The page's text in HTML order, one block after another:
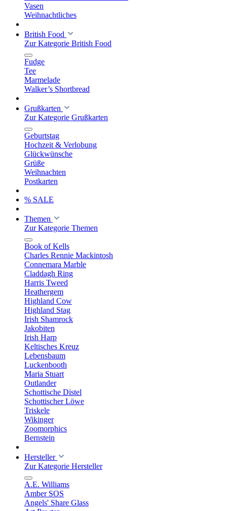
Vasen
Weihnachtliches
British Food
Zur Kategorie British Food
Fudge
Tee
Marmelade
Walker’s Shortbread
Grußkarten
Zur Kategorie Grußkarten
Geburtstag
Hochzeit & Verlobung
Glückwünsche
Grüße
Weihnachten
Postkarten
% SALE
Themen
Zur Kategorie Themen
Book of Kells
Charles Rennie Mackintosh
Connemara Marble
Claddagh Ring
Harris Tweed
Heathergem
Highland Cow
Highland Stag
Irish Shamrock
Jakobiten
Irish Harp
Keltisches Kreuz
Lebensbaum
Luckenbooth
Maria Stuart
Outlander
Schottische Distel
Schottischer Löwe
Triskele
Wikinger
Zoomorphics
Bernstein
Hersteller
Zur Kategorie Hersteller
A.E. Williams
Amber SOS
Angels' Share Glass